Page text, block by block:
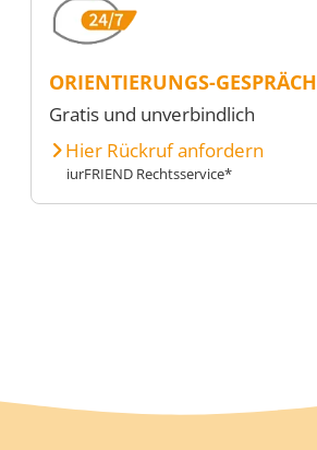
ORIENTIERUNGS-GESPRÄCH
Gratis und unverbindlich
Hier Rückruf anfordern
iurFRIEND Rechtsservice*